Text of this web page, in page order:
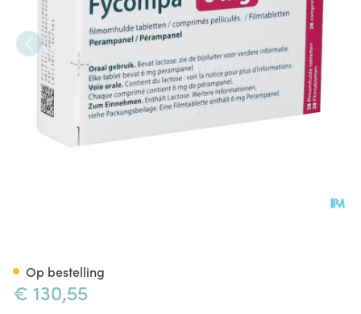
€ 130,55
Op bestelling